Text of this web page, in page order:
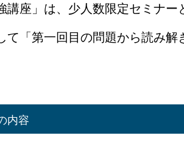
講座」は、少人数限定セミナー
て「第一回目の問題から読み
内容